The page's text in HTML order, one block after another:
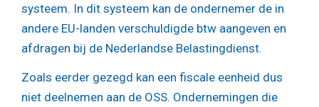
systeem. In dit systeem kan de ondernemer de in
andere EU-landen verschuldigde btw aangeven en
afdragen bij de Nederlandse Belastingdienst.
Zoals eerder gezegd kan een fiscale eenheid dus
niet deelnemen aan de OSS. Ondernemingen die